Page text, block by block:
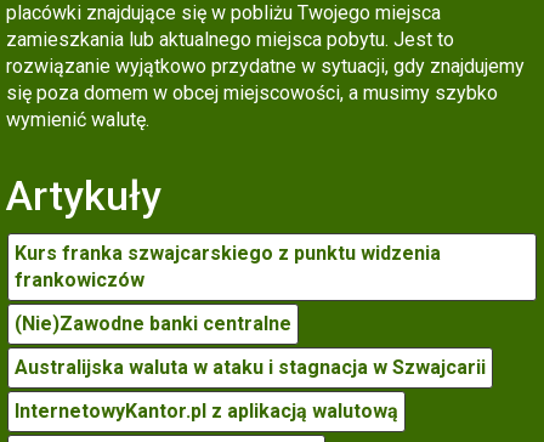
placówki znajdujące się w pobliżu Twojego miejsca
zamieszkania lub aktualnego miejsca pobytu. Jest to
rozwiązanie wyjątkowo przydatne w sytuacji, gdy znajdujemy
się poza domem w obcej miejscowości, a musimy szybko
wymienić walutę.
Artykuły
Kurs franka szwajcarskiego z punktu widzenia
frankowiczów
(Nie)Zawodne banki centralne
Australijska waluta w ataku i stagnacja w Szwajcarii
InternetowyKantor.pl z aplikacją walutową